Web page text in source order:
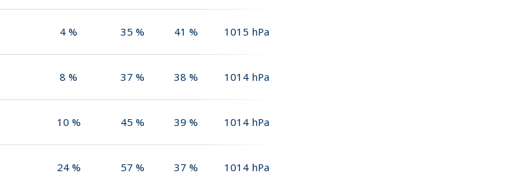
4 % 35 % 41 % 1015 hPa
8 % 37 % 38 % 1014 hPa
10 % 45 % 39 % 1014 hPa
24 % 57 % 37 % 1014 hPa